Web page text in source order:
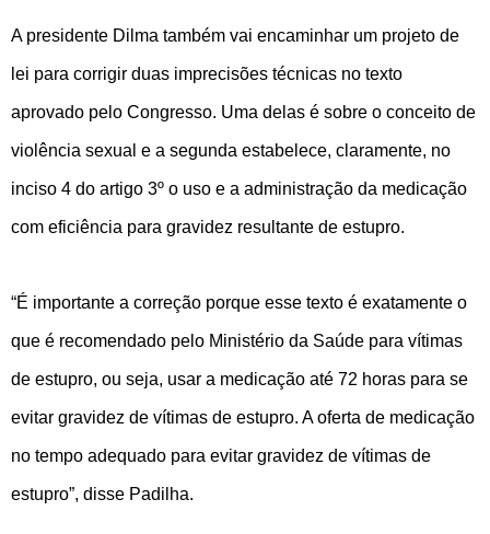
A presidente Dilma também vai encaminhar um projeto de
lei para corrigir duas imprecisões técnicas no texto
aprovado pelo Congresso. Uma delas é sobre o conceito de
violência sexual e a segunda estabelece, claramente, no
inciso 4 do artigo 3º o uso e a administração da medicação
com eficiência para gravidez resultante de estupro.
“É importante a correção porque esse texto é exatamente o
que é recomendado pelo Ministério da Saúde para vítimas
de estupro, ou seja, usar a medicação até 72 horas para se
evitar gravidez de vítimas de estupro. A oferta de medicação
no tempo adequado para evitar gravidez de vítimas de
estupro”, disse Padilha.